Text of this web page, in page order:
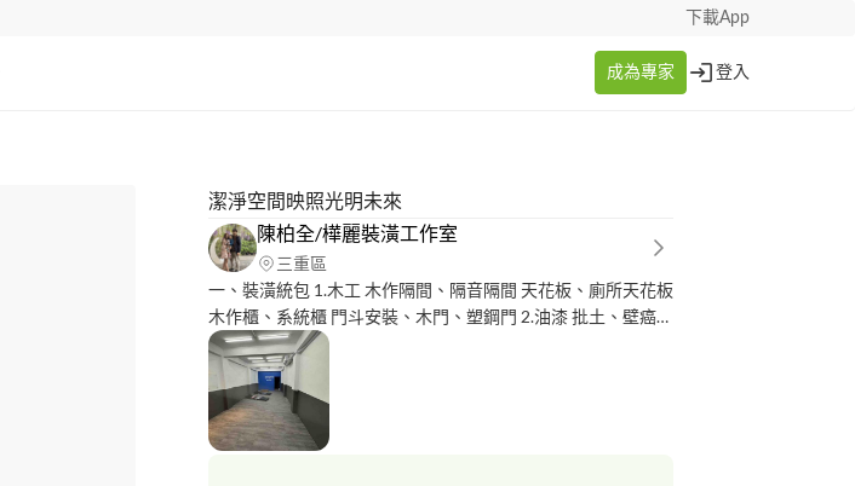
下載App
成為專家 登入
潔淨空間映照光明未來
陳柏全/樺麗裝潢工作室
三重區
一、裝潢統包 1.木工 木作隔間、隔音隔間 天花板、廁所天花板
木作櫃、系統櫃 門斗安裝、木門、塑鋼門 2.油漆 批土、壁癌處
理 木門、櫃體烤漆 油漆塗刷、油漆噴塗 3.各式地板 塑膠地板
塗膠耐磨地板 卡扣式耐磨地板 架高地板 二、小車物流（1.75
噸廂型車） 1.套房搬家 2.半車物流 3.全車物流